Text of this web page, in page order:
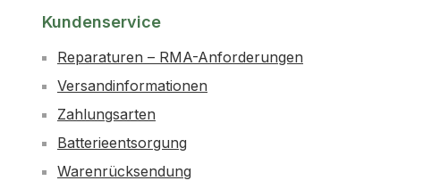
Kundenservice
Reparaturen – RMA-Anforderungen
Versandinformationen
Zahlungsarten
Batterieentsorgung
Warenrücksendung